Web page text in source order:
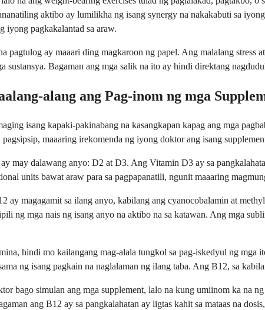
aktibo ay lumilikha ng isang synergy na nakakabuti sa
iyong pagkakalantad sa araw.
pagtulog ay maaari ding magkaroon ng papel. Ang malalang
sustansya. Bagaman ang mga salik na ito ay hindi direktang
alang ang Pag-inom ng mga
isang kapaki-pakinabang na kasangkapan kapag ang mga
maaaring irekomenda ng iyong doktor ang isang
may dalawang anyo: D2 at D3. Ang Vitamin D3 ay sa
units bawat araw para sa pagpapanatili, ngunit maaaring
ay magagamit sa ilang anyo, kabilang ang cyanocobalamin at
ng mga nais ng isang anyo na aktibo na sa katawan. Ang mga
hindi mo kailangang mag-alala tungkol sa pag-iskedyul ng
ng isang pagkain na naglalaman ng ilang taba. Ang B12, sa
bago simulan ang mga supplement, lalo na kung umiinom ka na
ang B12 ay sa pangkalahatan ay ligtas kahit sa mataas na